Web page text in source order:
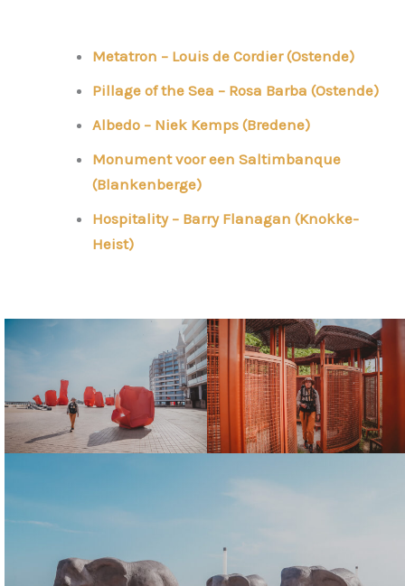
Metatron – Louis de Cordier (Ostende)
Pillage of the Sea – Rosa Barba (Ostende)
Albedo – Niek Kemps (Bredene)
Monument voor een Saltimbanque
(Blankenberge)
Hospitality – Barry Flanagan (Knokke-
Heist)